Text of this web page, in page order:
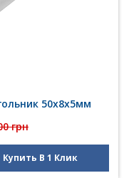
50х8х5мм
грн
Купить В 1 Клик